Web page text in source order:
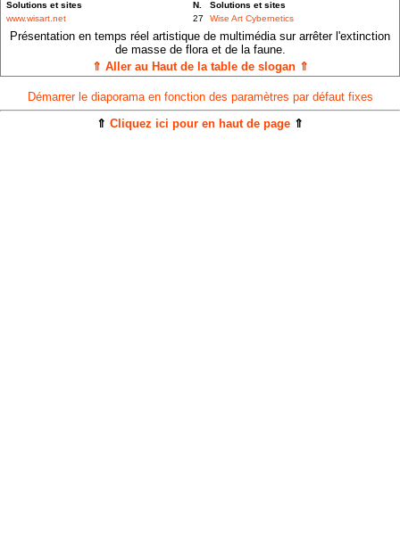
Solutions et sites
N.
Solutions et sites
www.wisart.net
27 Wise Art Cybernetics
Présentation en temps réel artistique de multimédia sur arrêter l'extinction
de masse de flora et de la faune.
⇑ Aller au Haut de la table de slogan ⇑
Démarrer le diaporama en fonction des paramètres par défaut fixes
⇑ Cliquez ici pour en haut de page ⇑